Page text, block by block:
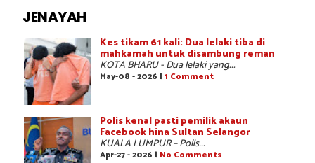
JENAYAH
Kes tikam 61 kali: Dua lelaki tiba di
mahkamah untuk disambung reman
KOTA BHARU - Dua lelaki yang...
May-08 - 2026 | 1 Comment
Polis kenal pasti pemilik akaun
Facebook hina Sultan Selangor
KUALA LUMPUR – Polis...
Apr-27 - 2026 | No Comments